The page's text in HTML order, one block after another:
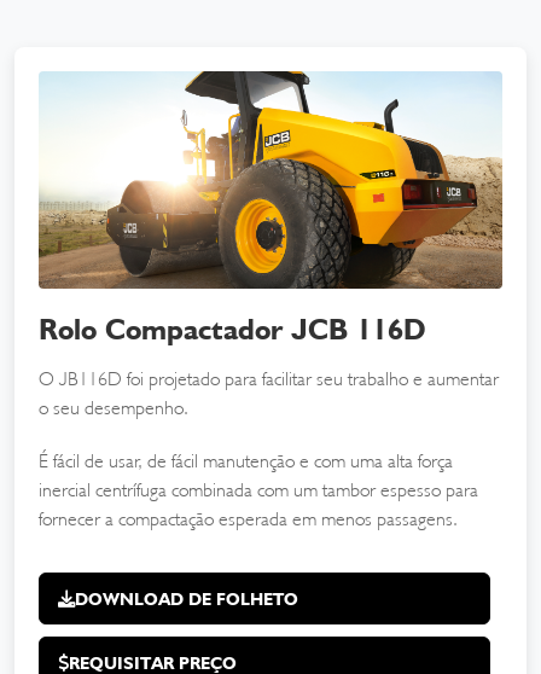
Rolo Compactador JCB 116D
O JB116D foi projetado para facilitar seu trabalho e aumentar
o seu desempenho.
É fácil de usar, de fácil manutenção e com uma alta força
inercial centrífuga combinada com um tambor espesso para
fornecer a compactação esperada em menos passagens.
DOWNLOAD DE FOLHETO
REQUISITAR PREÇO